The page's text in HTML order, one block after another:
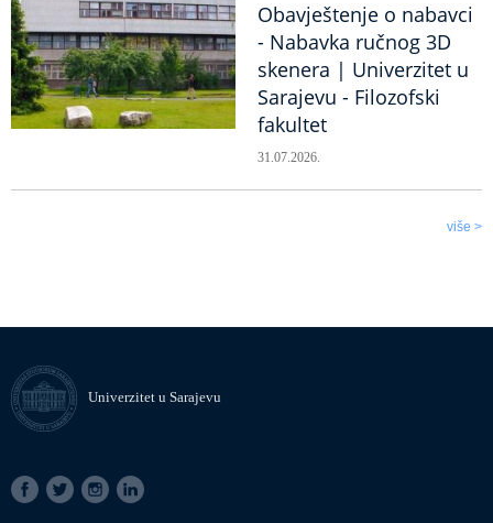
Obavještenje o nabavci
- Nabavka ručnog 3D
skenera | Univerzitet u
Sarajevu - Filozofski
fakultet
31.07.2026.
više >
Univerzitet u Sarajevu
SOCIAL
LINKS